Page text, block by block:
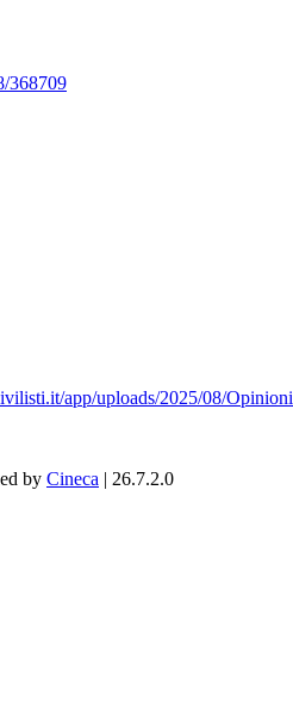
368709
app/uploads/2025/08/
by Cineca | 26.7.2.0